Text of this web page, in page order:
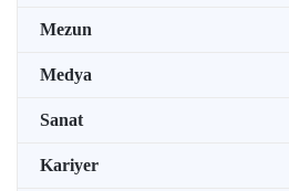
Mezun
Medya
Sanat
Kariyer